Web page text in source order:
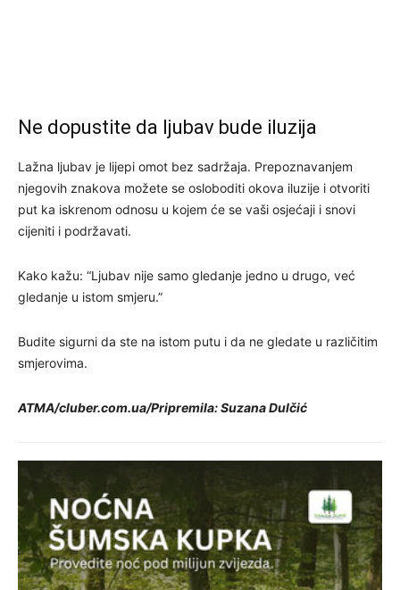
Ne dopustite da ljubav bude iluzija
Lažna ljubav je lijepi omot bez sadržaja. Prepoznavanjem
njegovih znakova možete se osloboditi okova iluzije i otvoriti
put ka iskrenom odnosu u kojem će se vaši osjećaji i snovi
cijeniti i podržavati.
Kako kažu: “Ljubav nije samo gledanje jedno u drugo, već
gledanje u istom smjeru.”
Budite sigurni da ste na istom putu i da ne gledate u različitim
smjerovima.
ATMA/cluber.com.ua/Pripremila: Suzana Dulčić